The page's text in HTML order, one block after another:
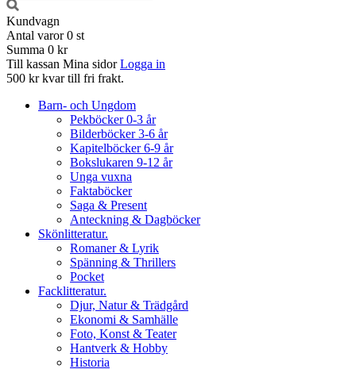
Kundvagn
Antal varor 0 st
Summa 0 kr
Till kassan Mina sidor Logga in
500 kr kvar till fri frakt.
Barn- och Ungdom
Pekböcker 0-3 år
Bilderböcker 3-6 år
Kapitelböcker 6-9 år
Bokslukaren 9-12 år
Unga vuxna
Faktaböcker
Saga & Present
Anteckning & Dagböcker
Skönlitteratur.
Romaner & Lyrik
Spänning & Thrillers
Pocket
Facklitteratur.
Djur, Natur & Trädgård
Ekonomi & Samhälle
Foto, Konst & Teater
Hantverk & Hobby
Historia